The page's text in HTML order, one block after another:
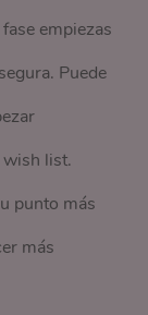
empiezas
Puede
wish list.
punto más
más